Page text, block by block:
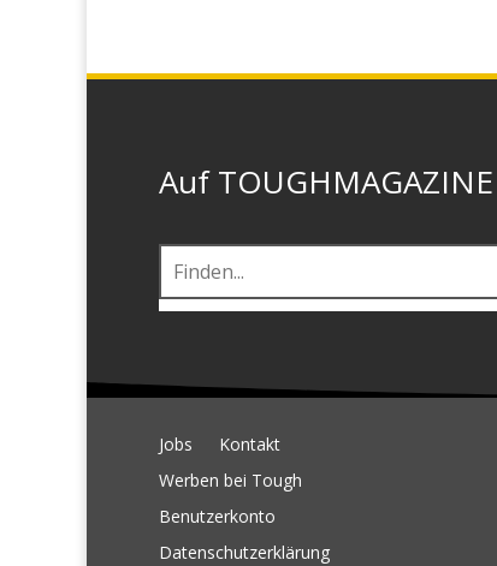
Auf
Jobs
Kontakt
Werben bei Tough
Benutzerkonto
Datenschutzerklärung